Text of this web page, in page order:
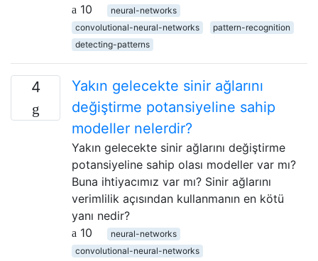
10
neural-networks
convolutional-neural-networks
pattern-recognition
detecting-patterns
4
Yakın gelecekte sinir ağlarını
değiştirme potansiyeline sahip
modeller nelerdir?
Yakın gelecekte sinir ağlarını değiştirme
potansiyeline sahip olası modeller var mı?
Buna ihtiyacımız var mı? Sinir ağlarını
verimlilik açısından kullanmanın en kötü
yanı nedir?
10
neural-networks
convolutional-neural-networks